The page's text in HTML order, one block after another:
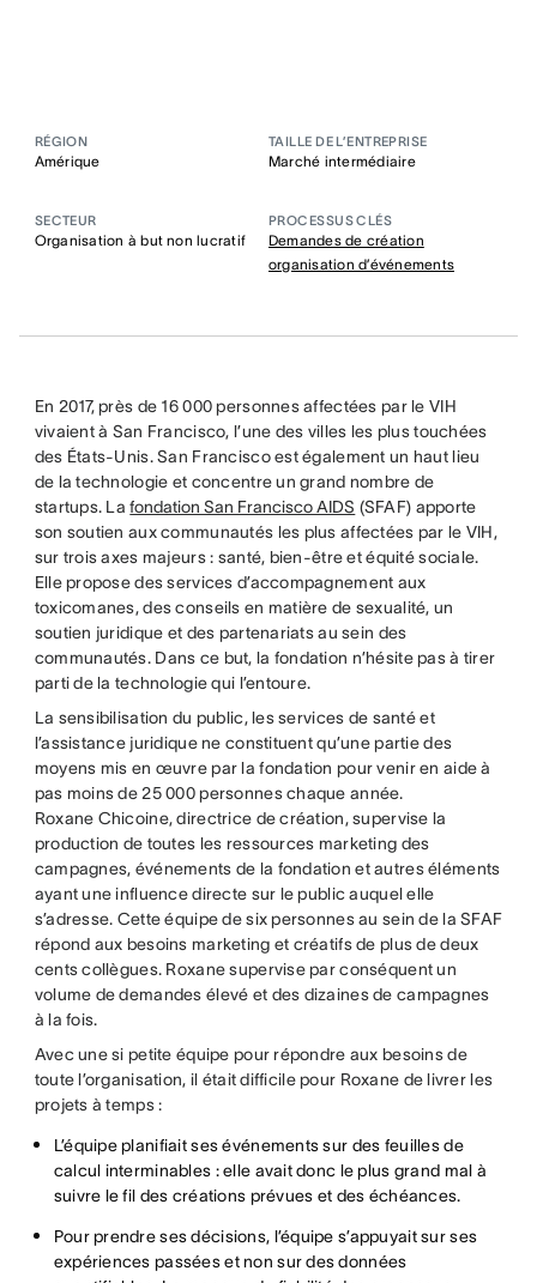
RÉGION
Amérique
TAILLE DE L’ENTREPRISE
Marché intermédiaire
SECTEUR
Organisation à but non lucratif
PROCESSUS CLÉS
Demandes de création
organisation d’événements
En 2017, près de 16 000 personnes affectées par le VIH
vivaient à San Francisco, l’une des villes les plus touchées
des États-Unis. San Francisco est également un haut lieu
de la technologie et concentre un grand nombre de
startups. Lafondation San Francisco AIDS (SFAF) apporte
son soutien aux communautés les plus affectées par le VIH,
sur trois axes majeurs : santé, bien-être et équité sociale.
Elle propose des services d’accompagnement aux
toxicomanes, des conseils en matière de sexualité, un
soutien juridique et des partenariats au sein des
communautés. Dans ce but, la fondation n’hésite pas à tirer
parti de la technologie qui l’entoure.
La sensibilisation du public, les services de santé et
l’assistance juridique ne constituent qu’une partie des
moyens mis en œuvre par la fondation pour venir en aide à
pas moins de 25 000 personnes chaque année.
Roxane Chicoine, directrice de création, supervise la
production de toutes les ressources marketing des
campagnes, événements de la fondation et autres éléments
ayant une influence directe sur le public auquel elle
s’adresse. Cette équipe de six personnes au sein de la SFAF
répond aux besoins marketing et créatifs de plus de deux
cents collègues. Roxane supervise par conséquent un
volume de demandes élevé et des dizaines de campagnes
à la fois.
Avec une si petite équipe pour répondre aux besoins de
toute l’organisation, il était difficile pour Roxane de livrer les
projets à temps :
L’équipe planifiait ses événements sur des feuilles de
calcul interminables : elle avait donc le plus grand mal à
suivre le fil des créations prévues et des échéances.
Pour prendre ses décisions, l’équipe s’appuyait sur ses
expériences passées et non sur des données